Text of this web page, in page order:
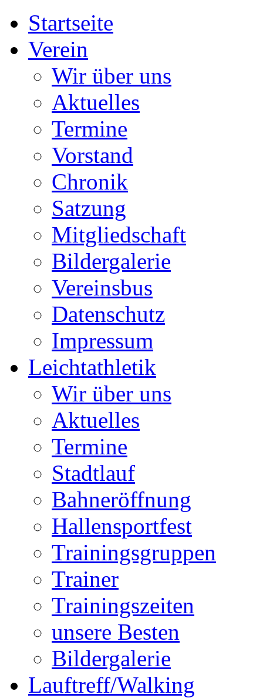
Startseite
Verein
Wir über uns
Aktuelles
Termine
Vorstand
Chronik
Satzung
Mitgliedschaft
Bildergalerie
Vereinsbus
Datenschutz
Impressum
Leichtathletik
Wir über uns
Aktuelles
Termine
Stadtlauf
Bahneröffnung
Hallensportfest
Trainingsgruppen
Trainer
Trainingszeiten
unsere Besten
Bildergalerie
Lauftreff/Walking